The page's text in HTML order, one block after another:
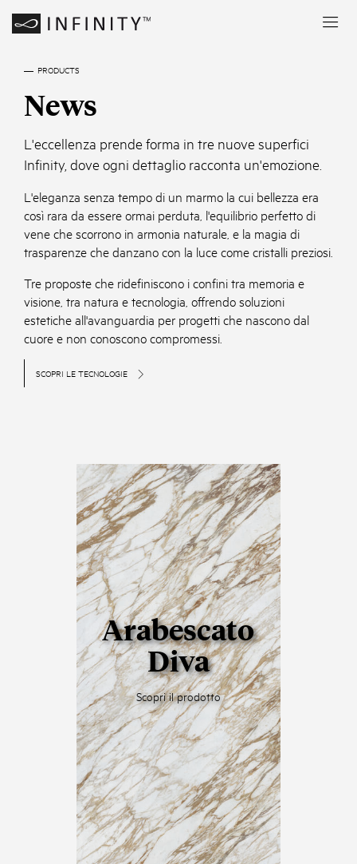
PRODUCTS
News
L'eccellenza prende forma in tre nuove superfici
Infinity, dove ogni dettaglio racconta un'emozione.
L'eleganza senza tempo di un marmo la cui bellezza era
così rara da essere ormai perduta, l'equilibrio perfetto di
vene che scorrono in armonia naturale, e la magia di
trasparenze che danzano con la luce come cristalli preziosi.
Tre proposte che ridefiniscono i confini tra memoria e
visione, tra natura e tecnologia, offrendo soluzioni
estetiche all'avanguardia per progetti che nascono dal
cuore e non conoscono compromessi.
SCOPRI LE TECNOLOGIE
Arabescato
Diva
Scopri il prodotto